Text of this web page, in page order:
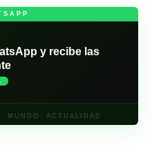
y recibe las
MUNDO· ACTUALIDAD